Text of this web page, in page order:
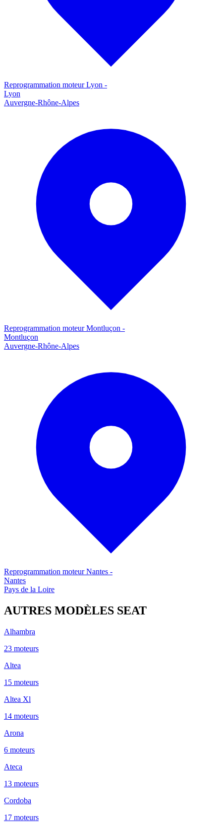
Reprogrammation moteurLyon -
Lyon
Auvergne-Rhône-Alpes
Reprogrammation moteurMontluçon -
Montluçon
Auvergne-Rhône-Alpes
Reprogrammation moteurNantes -
Nantes
Pays de la Loire
AUTRES MODÈLES SEAT
Alhambra
23 moteurs
Altea
15 moteurs
Altea Xl
14 moteurs
Arona
6 moteurs
Ateca
13 moteurs
Cordoba
17 moteurs